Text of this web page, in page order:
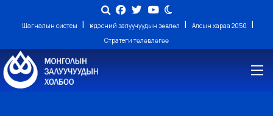
Шагналын систем | Үндэсний залуучуудын зөвлөл | Алсын хараа 2050 |
Стратеги төлөвлөгөө